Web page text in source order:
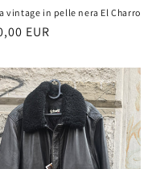
vintage in pelle nera El Charro
EUR